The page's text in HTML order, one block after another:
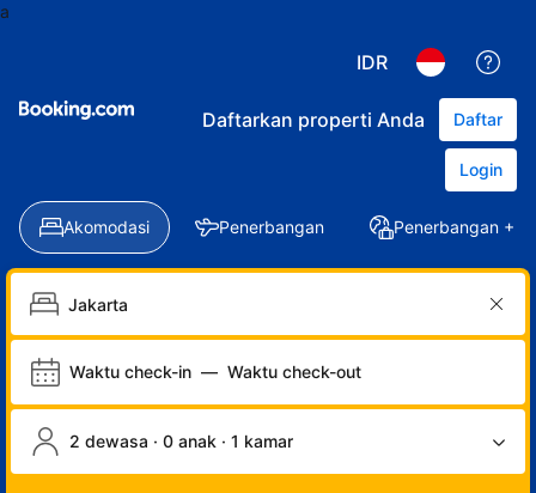
a
IDR
Daftarkan properti Anda Daftar
Login
Akomodasi Penerbangan Penerbangan +
Waktu check-in — Waktu check-out
2 dewasa · 0 anak · 1 kamar